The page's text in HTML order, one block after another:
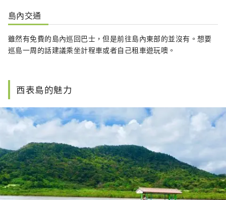
島內交通
雖然有免費的島內巡回巴士，但是前往島內東部的並沒有。想要
巡島一周的話建議乘坐計程車或者自己租車遊玩噢。
西表島的魅力